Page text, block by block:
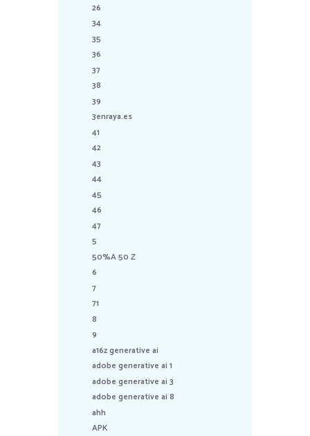
26
34
35
36
37
38
39
3enraya.es
41
42
43
44
45
46
47
5
50%A 50 Z
6
7
71
8
9
a16z generative ai
adobe generative ai 1
adobe generative ai 3
adobe generative ai 8
ahh
APK